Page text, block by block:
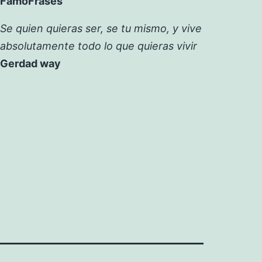
Se quien quieras ser, se tu mismo, y vive
absolutamente todo lo que quieras vivir
Gerdad way